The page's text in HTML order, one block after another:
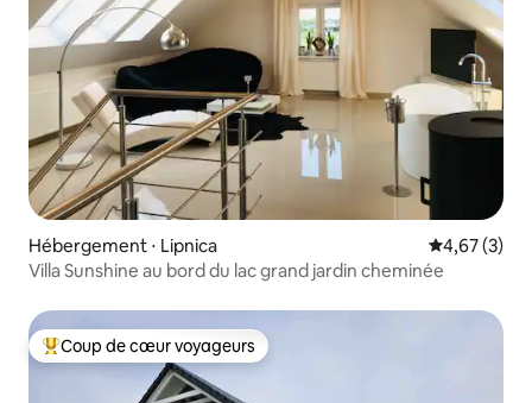
Hébergement ⋅ Lipnica Évaluation
4,67 (3)
Villa Sunshine au bord du lac grand jardin cheminée
Coups de cœur voyageurs les plus appréciés
Coup de cœur voyageurs